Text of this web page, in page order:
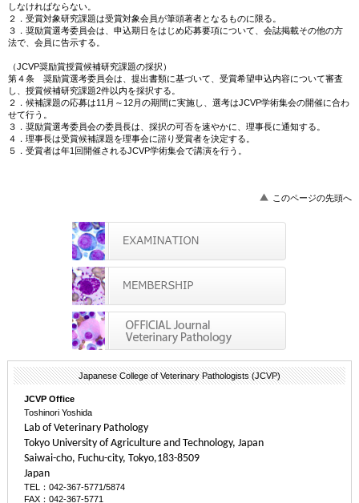
しなければならない。
２．受賞対象研究課題は受賞対象会員が筆頭著者となるものに限る。
３．奨励賞選考委員会は、申込期日をはじめ応募要項について、会誌掲載その他の方
法で、会員に告示する。
（JCVP奨励賞授賞候補研究課題の採択）
第４条 奨励賞選考委員会は、提出書類に基づいて、受賞希望申込内容について審査
し、授賞候補研究課題2件以内を採択する。
２．候補課題の応募は11月～12月の期間に実施し、選考はJCVP学術集会の開催に合わ
せて行う。
３．奨励賞選考委員会の委員長は、採択の可否を速やかに、理事長に通知する。
４．理事長は受賞候補課題を理事会に諮り受賞者を決定する。
５．受賞者は年1回開催されるJCVP学術集会で講演を行う。
このページの先頭へ
Japanese College of Veterinary Pathologists (JCVP)
JCVP Office
Toshinori Yoshida
Lab of Veterinary Pathology
Tokyo University of Agriculture and Technology, Japan
Saiwai-cho, Fuchu-city, Tokyo,183-8509
Japan
TEL：042-367-5771/5874
FAX：042-367-5771